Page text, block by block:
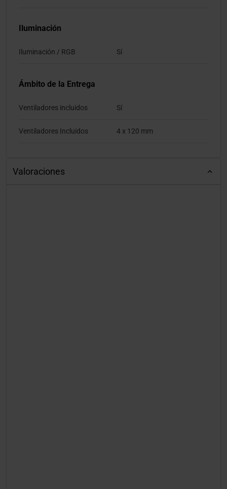
Iluminación
Iluminación / RGB Sí
Ámbito de la Entrega
Ventiladores incluidos Sí
Ventiladores Incluidos 4 x 120 mm
Valoraciones